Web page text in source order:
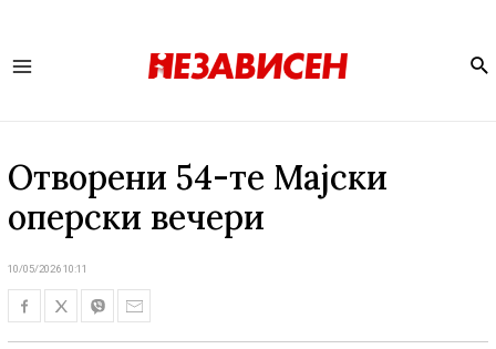
Отворени 54-те Мајски
оперски вечери
10/05/2026 10:11